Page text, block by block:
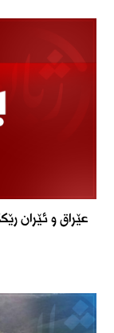
عێراق و ئێران